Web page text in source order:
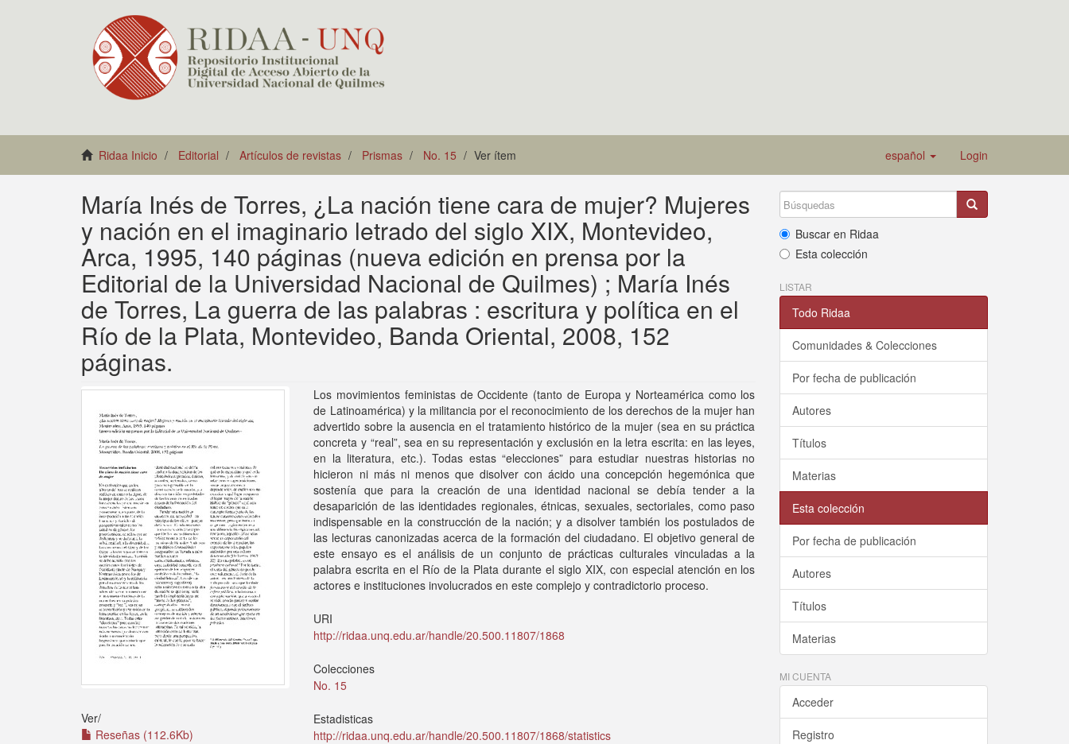
Ridaa Inicio Editorial Artículos de revistas Prismas No. 15 Ver ítem español Login
María Inés de Torres, ¿La nación tiene cara de mujer? Mujeres
y nación en el imaginario letrado del siglo XIX, Montevideo,
Arca, 1995, 140 páginas (nueva edición en prensa por la
Editorial de la Universidad Nacional de Quilmes) ; María Inés
de Torres, La guerra de las palabras : escritura y política en el
Río de la Plata, Montevideo, Banda Oriental, 2008, 152
páginas.
Ver/
Reseñas (112.6Kb)
Los movimientos feministas de Occidente (tanto de Europa y Norteamérica como los
de Latinoamérica) y la militancia por el reconocimiento de los derechos de la mujer han
advertido sobre la ausencia en el tratamiento histórico de la mujer (sea en su práctica
concreta y “real”, sea en su representación y exclusión en la letra escrita: en las leyes,
en la literatura, etc.). Todas estas “elecciones” para estudiar nuestras historias no
hicieron ni más ni menos que disolver con ácido una concepción hegemónica que
sostenía que para la creación de una identidad nacional se debía tender a la
desaparición de las identidades regionales, étnicas, sexuales, sectoriales, como paso
indispensable en la construcción de la nación; y a disolver también los postulados de
las lecturas canonizadas acerca de la formación del ciudadano. El objetivo general de
este ensayo es el análisis de un conjunto de prácticas culturales vinculadas a la
palabra escrita en el Río de la Plata durante el siglo XIX, con especial atención en los
actores e instituciones involucrados en este complejo y contradictorio proceso.
URI
http://ridaa.unq.edu.ar/handle/20.500.11807/1868
Colecciones
No. 15
Estadisticas
http://ridaa.unq.edu.ar/handle/20.500.11807/1868/statistics
Buscar en Ridaa
Esta colección
LISTAR
Todo Ridaa
Comunidades & Colecciones
Por fecha de publicación
Autores
Títulos
Materias
Esta colección
Por fecha de publicación
Autores
Títulos
Materias
MI CUENTA
Acceder
Registro